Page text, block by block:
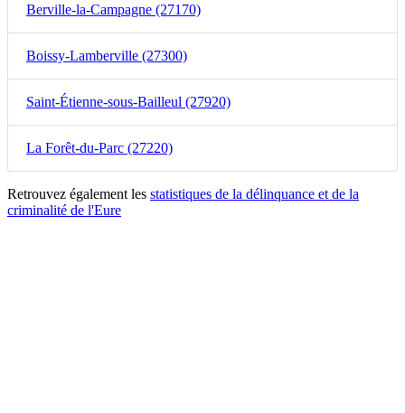
Berville-la-Campagne (27170)
Boissy-Lamberville (27300)
Saint-Étienne-sous-Bailleul (27920)
La Forêt-du-Parc (27220)
Retrouvez également les statistiques de la délinquance et de la
criminalité de l'Eure